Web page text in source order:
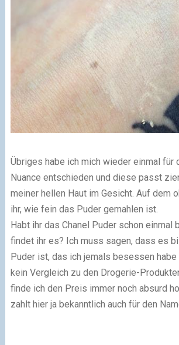
Übriges habe ich mich wieder einmal für
Nuance entschieden und diese passt
meiner hellen Haut im Gesicht. Auf dem
ihr, wie fein das Puder gemahlen ist.
Habt ihr das Chanel Puder schon einmal
findet ihr es? Ich muss sagen, dass es
Puder ist, das ich jemals besessen
kein Vergleich zu den Drogerie-
finde ich den Preis immer noch absurd
zahlt hier ja bekanntlich auch für den